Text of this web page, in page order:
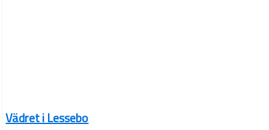
Vädret i Lessebo